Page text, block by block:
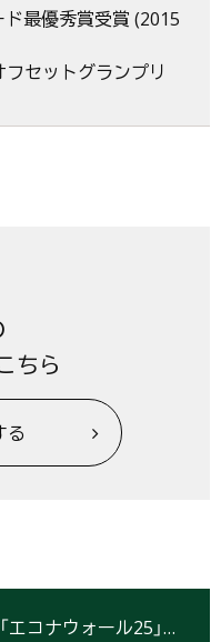
ド最優秀賞受賞 (2015
フセットグランプリ
ちら
る
北洲が手掛ける蓄熱塗り壁材「エコナウォール25」が 2018年度グッドデザイン賞を受賞しました